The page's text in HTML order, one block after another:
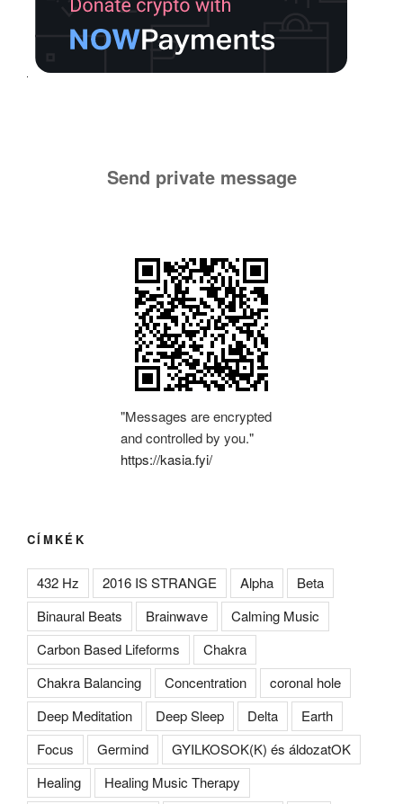
Send private message
"Messages are encrypted
and controlled by you."
https://kasia.fyi/
CÍMKÉK
432 Hz 2016 IS STRANGE Alpha
Beta
Binaural Beats
Brainwave
Calming Music
Carbon Based Lifeforms
Chakra
Chakra Balancing
Concentration
coronal hole
Deep Meditation
Deep Sleep Delta
Earth
Focus
Germind
GYILKOSOK(K) és áldozatOK
Healing
Healing Music Therapy